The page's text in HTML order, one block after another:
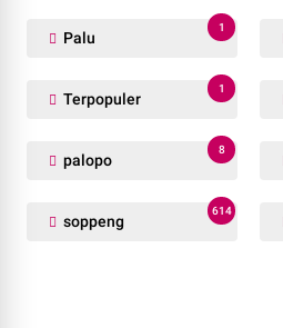
Palu
1
Terpopuler
1
palopo
8
soppeng
614